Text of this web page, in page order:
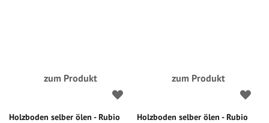
zum Produkt
Holzboden selber ölen - Rubio
zum Produkt
Holzboden selber ölen - Rubio